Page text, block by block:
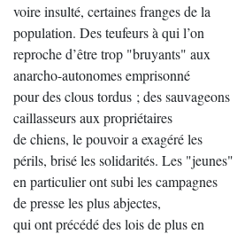
voire insulté, certaines franges de la
population. Des teufeurs à qui l’on
reproche d’être trop "bruyants" aux
anarcho-autonomes emprisonné
pour des clous tordus ; des sauvageons
caillasseurs aux propriétaires
de chiens, le pouvoir a exagéré les
périls, brisé les solidarités. Les "jeunes"
en particulier ont subi les campagnes
de presse les plus abjectes,
qui ont précédé des lois de plus en